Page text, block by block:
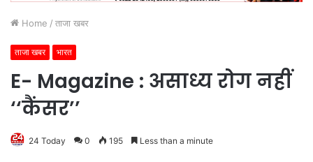
Home / ताजा खबर
ताजा खबर भारत
E- Magazine : असाध्य रोग नहीं
‘‘कैंसर’’
24 Today 0 195 Less than a minute